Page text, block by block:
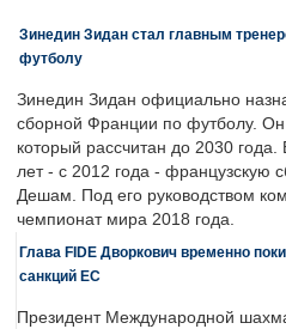
Зинедин Зидан стал главным
футболу
Зинедин Зидан официально
сборной Франции по футболу. Он
который рассчитан до 2030
лет - с 2012 года - французскую
Дешам. Под его руководством
чемпионат мира 2018 года.
Глава FIDE Дворкович временно
санкций ЕС
Президент Международной